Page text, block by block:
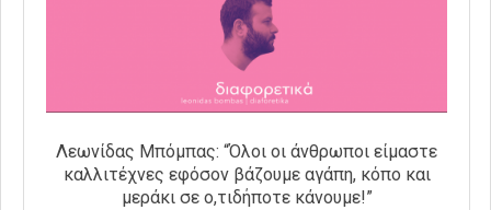
Λεωνίδας Μπόμπας: “Όλοι οι άνθρωποι είμαστε
καλλιτέχνες εφόσον βάζουμε αγάπη, κόπο και
μεράκι σε ο,τιδήποτε κάνουμε!”